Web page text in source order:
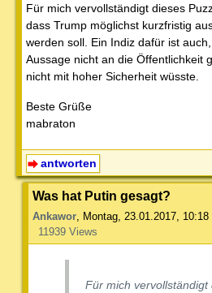
Für mich vervollständigt dieses
dass Trump möglichst kurzfristig
werden soll. Ein Indiz dafür ist
Aussage nicht an die Öffentlichkeit
nicht mit hoher Sicherheit wüsste.
Beste Grüße
mabraton
antworten
Was hat Putin gesagt?
Ankawor, Montag, 23.01.2017, 10:18
11939 Views
Für mich vervollständigt